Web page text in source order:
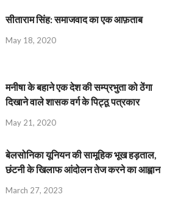
सीताराम सिंह: समाजवाद का एक आफ़ताब
May 18, 2020
मनीषा के बहाने एक देश की सम्प्रभुता को ठेंगा
दिखाने वाले शासक वर्ग के पिट्ठू पत्रकार
May 21, 2020
बेलसोनिका यूनियन की सामूहिक भूख हड़ताल,
छंटनी के खिलाफ आंदोलन तेज करने का आह्वान
March 27, 2023